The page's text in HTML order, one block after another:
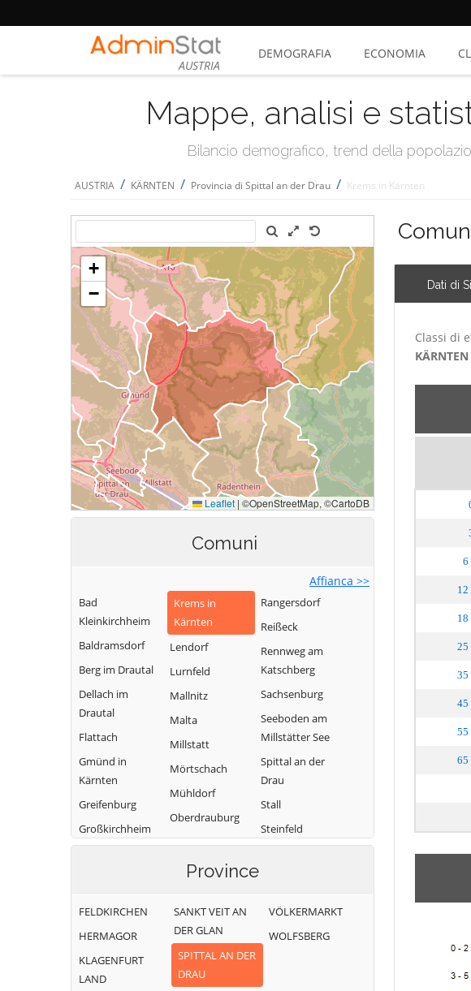
AUSTRIA
DEMOGRAFIA ECONOMIA
Mappe, analisi e
Bilancio demografico, trend della
AUSTRIA / KÄRNTEN / Provincia di Spittal an der Drau / Krems in Kärnten
Comuni
Affianca >>
Bad
Kleinkirchheim
Baldramsdorf
Berg im Drautal
Dellach im
Drautal
Flattach
Gmünd in
Kärnten
Greifenburg
Großkirchheim
Kleblach-Lind
Krems in
Kärnten
Lendorf
Lurnfeld
Mallnitz
Malta
Millstatt
Mörtschach
Mühldorf
Oberdrauburg
Obervellach
Radenthein
Rangersdorf
Reißeck
Rennweg am
Katschberg
Sachsenburg
Seeboden am
Millstätter See
Spittal an der
Drau
Stall
Steinfeld
Province
FELDKIRCHEN
HERMAGOR
KLAGENFURT
LAND
SANKT VEIT AN
DER GLAN
SPITTAL AN DER
DRAU
VÖLKERMARKT
WOLFSBERG
Dati di
Classi di
KÄRNTEN
6
12
18
25
35
45
55
65